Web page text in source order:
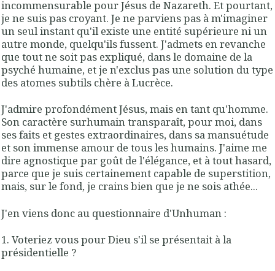
incommensurable pour Jésus de Nazareth. Et pourtant,
je ne suis pas croyant. Je ne parviens pas à m'imaginer
un seul instant qu'il existe une entité supérieure ni un
autre monde, quelqu'ils fussent. J'admets en revanche
que tout ne soit pas expliqué, dans le domaine de la
psyché humaine, et je n'exclus pas une solution du type
des atomes subtils chère à Lucrèce.
J'admire profondément Jésus, mais en tant qu'homme.
Son caractère surhumain transparaît, pour moi, dans
ses faits et gestes extraordinaires, dans sa mansuétude
et son immense amour de tous les humains. J'aime me
dire agnostique par goût de l'élégance, et à tout hasard,
parce que je suis certainement capable de superstition,
mais, sur le fond, je crains bien que je ne sois athée...
J'en viens donc au questionnaire d'Unhuman :
1. Voteriez vous pour Dieu s'il se présentait à la
présidentielle ?